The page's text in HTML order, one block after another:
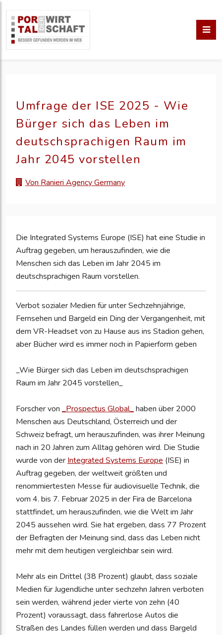
Umfrage der ISE 2025 - Wie
Bürger sich das Leben im
deutschsprachigen Raum im
Jahr 2045 vorstellen
Von Ranieri Agency Germany
Die Integrated Systems Europe (ISE) hat eine Studie in
Auftrag gegeben, um herauszufinden, wie die
Menschen sich das Leben im Jahr 2045 im
deutschsprachigen Raum vorstellen.
Verbot sozialer Medien für unter Sechzehnjährige,
Fernsehen und Bargeld ein Ding der Vergangenheit, mit
dem VR-Headset von zu Hause aus ins Stadion gehen,
aber Bücher wird es immer noch in Papierform geben
_Wie Bürger sich das Leben im deutschsprachigen
Raum im Jahr 2045 vorstellen_
Forscher von _Prospectus Global_haben über 2000
Menschen aus Deutschland, Österreich und der
Schweiz befragt, um herauszufinden, was ihrer Meinung
nach in 20 Jahren zum Alltag gehören wird. Die Studie
wurde von der Integrated Systems Europe (ISE) in
Auftrag gegeben, der weltweit größten und
renommiertesten Messe für audiovisuelle Technik, die
vom 4. bis 7. Februar 2025 in der Fira de Barcelona
stattfindet, um herauszufinden, wie die Welt im Jahr
2045 aussehen wird. Sie hat ergeben, dass 77 Prozent
der Befragten der Meinung sind, dass das Leben nicht
mehr mit dem heutigen vergleichbar sein wird.
Mehr als ein Drittel (38 Prozent) glaubt, dass soziale
Medien für Jugendliche unter sechzehn Jahren verboten
sein werden, während jeder vierte von zehn (40
Prozent) voraussagt, dass fahrerlose Autos die
Straßen des Landes füllen werden und dass Bargeld